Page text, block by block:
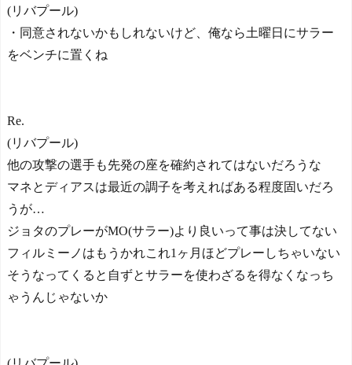
(リバプール)
・同意されないかもしれないけど、俺なら土曜日にサラー
をベンチに置くね
Re.
(リバプール)
他の攻撃の選手も先発の座を確約されてはないだろうな
マネとディアスは最近の調子を考えればある程度固いだろ
うが…
ジョタのプレーがMO(サラー)より良いって事は決してない
フィルミーノはもうかれこれ1ヶ月ほどプレーしちゃいない
そうなってくると自ずとサラーを使わざるを得なくなっち
ゃうんじゃないか